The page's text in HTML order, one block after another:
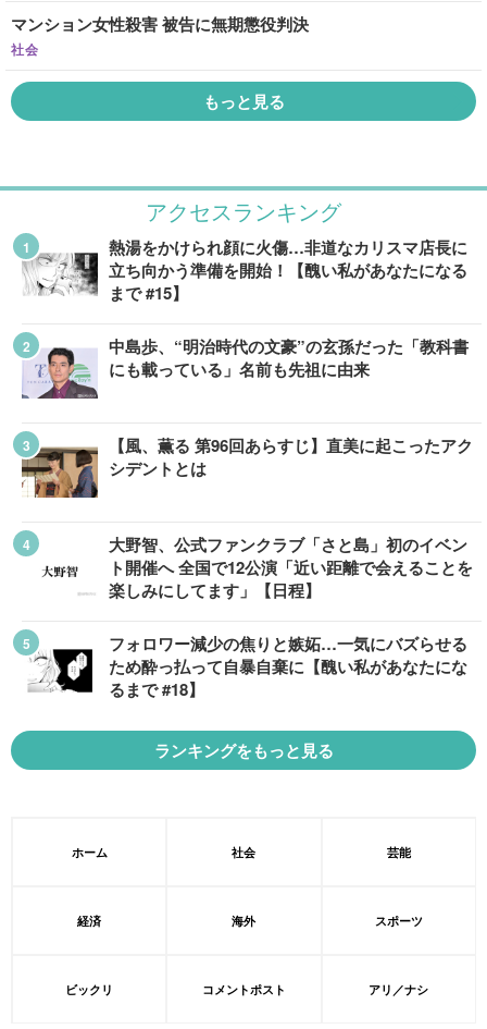
マンション女性殺害 被告に無期懲役判決
社会
もっと見る
アクセスランキング
熱湯をかけられ顔に火傷…非道なカリスマ店長に
立ち向かう準備を開始！【醜い私があなたになる
まで #15】
中島歩、“明治時代の文豪”の玄孫だった「教科書
にも載っている」名前も先祖に由来
【風、薫る 第96回あらすじ】直美に起こったアク
シデントとは
大野智、公式ファンクラブ「さと島」初のイベン
ト開催へ 全国で12公演「近い距離で会えることを
楽しみにしてます」【日程】
フォロワー減少の焦りと嫉妬…一気にバズらせる
ため酔っ払って自暴自棄に【醜い私があなたにな
るまで #18】
ランキングをもっと見る
ホーム 社会 芸能
経済 海外 スポーツ
ビックリ コメントポスト アリ／ナシ